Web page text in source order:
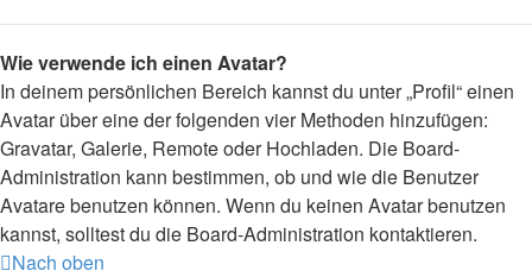
Wie verwende ich einen Avatar?
In deinem persönlichen Bereich kannst du unter „Profil“ einen
Avatar über eine der folgenden vier Methoden hinzufügen:
Gravatar, Galerie, Remote oder Hochladen. Die Board-
Administration kann bestimmen, ob und wie die Benutzer
Avatare benutzen können. Wenn du keinen Avatar benutzen
kannst, solltest du die Board-Administration kontaktieren.
Nach oben